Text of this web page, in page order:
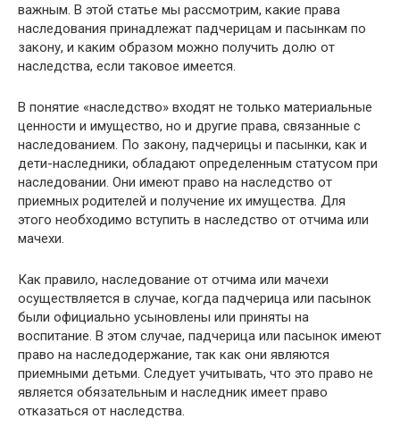
важным. В этой статье мы рассмотрим, какие права
наследования принадлежат падчерицам и пасынкам по
закону, и каким образом можно получить долю от
наследства, если таковое имеется.
В понятие «наследство» входят не только материальные
ценности и имущество, но и другие права, связанные с
наследованием. По закону, падчерицы и пасынки, как и
дети-наследники, обладают определенным статусом при
наследовании. Они имеют право на наследство от
приемных родителей и получение их имущества. Для
этого необходимо вступить в наследство от отчима или
мачехи.
Как правило, наследование от отчима или мачехи
осуществляется в случае, когда падчерица или пасынок
были официально усыновлены или приняты на
воспитание. В этом случае, падчерица или пасынок имеют
право на наследодержание, так как они являются
приемными детьми. Следует учитывать, что это право не
является обязательным и наследник имеет право
отказаться от наследства.